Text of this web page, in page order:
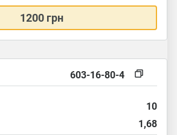
1200 грн
603-16-80-4
10
1,68